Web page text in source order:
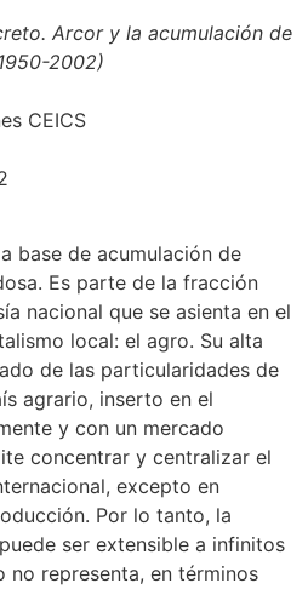
Arcor y la acumulación de
2002)
CEICS
base de acumulación de
Es parte de la fracción
nacional que se asienta en el
local: el agro. Su alta
de las particularidades de
agrario, inserto en el
y con un mercado
concentrar y centralizar el
excepto en
Por lo tanto, la
ser extensible a infinitos
no representa, en términos